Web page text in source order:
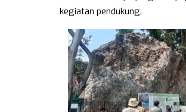
kegiatan pendukung.